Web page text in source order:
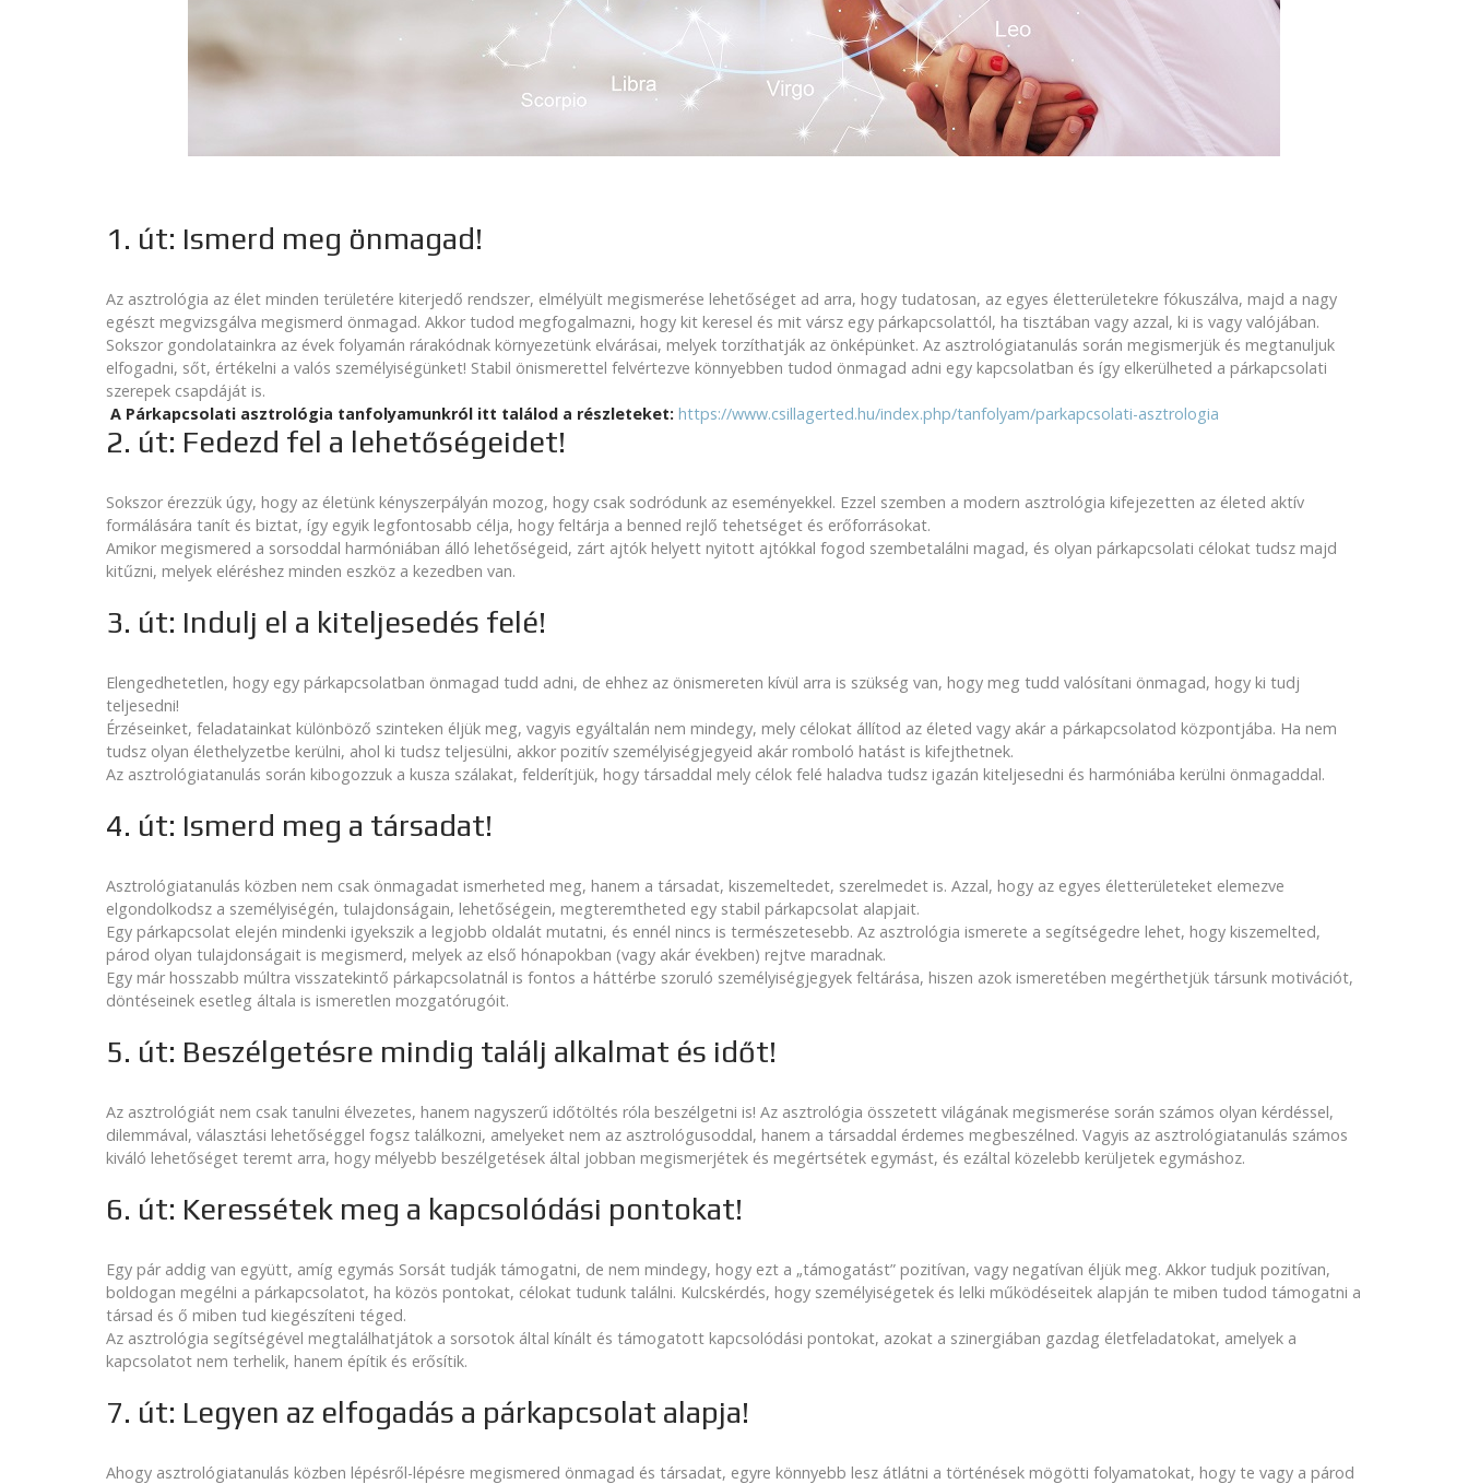
1. út: Ismerd meg önmagad!
Az asztrológia az élet minden területére kiterjedő rendszer, elmélyült megismerése lehetőséget ad arra, hogy tudatosan, az egyes életterületekre fókuszálva, majd a nagy
egészt megvizsgálva megismerd önmagad. Akkor tudod megfogalmazni, hogy kit keresel és mit vársz egy párkapcsolattól, ha tisztában vagy azzal, ki is vagy valójában.
Sokszor gondolatainkra az évek folyamán rárakódnak környezetünk elvárásai, melyek torzíthatják az önképünket. Az asztrológiatanulás során megismerjük és megtanuljuk
elfogadni, sőt, értékelni a valós személyiségünket! Stabil önismerettel felvértezve könnyebben tudod önmagad adni egy kapcsolatban és így elkerülheted a párkapcsolati
szerepek csapdáját is.
A Párkapcsolati asztrológia tanfolyamunkról itt találod a részleteket: https://www.csillagerted.hu/index.php/tanfolyam/parkapcsolati-asztrologia
2. út: Fedezd fel a lehetőségeidet!
Sokszor érezzük úgy, hogy az életünk kényszerpályán mozog, hogy csak sodródunk az eseményekkel. Ezzel szemben a modern asztrológia kifejezetten az életed aktív
formálására tanít és biztat, így egyik legfontosabb célja, hogy feltárja a benned rejlő tehetséget és erőforrásokat.
Amikor megismered a sorsoddal harmóniában álló lehetőségeid, zárt ajtók helyett nyitott ajtókkal fogod szembetalálni magad, és olyan párkapcsolati célokat tudsz majd
kitűzni, melyek eléréshez minden eszköz a kezedben van.
3. út: Indulj el a kiteljesedés felé!
Elengedhetetlen, hogy egy párkapcsolatban önmagad tudd adni, de ehhez az önismereten kívül arra is szükség van, hogy meg tudd valósítani önmagad, hogy ki tudj
teljesedni!
Érzéseinket, feladatainkat különböző szinteken éljük meg, vagyis egyáltalán nem mindegy, mely célokat állítod az életed vagy akár a párkapcsolatod központjába. Ha nem
tudsz olyan élethelyzetbe kerülni, ahol ki tudsz teljesülni, akkor pozitív személyiségjegyeid akár romboló hatást is kifejthetnek.
Az asztrológiatanulás során kibogozzuk a kusza szálakat, felderítjük, hogy társaddal mely célok felé haladva tudsz igazán kiteljesedni és harmóniába kerülni önmagaddal.
4. út: Ismerd meg a társadat!
Asztrológiatanulás közben nem csak önmagadat ismerheted meg, hanem a társadat, kiszemeltedet, szerelmedet is. Azzal, hogy az egyes életterületeket elemezve
elgondolkodsz a személyiségén, tulajdonságain, lehetőségein, megteremtheted egy stabil párkapcsolat alapjait.
Egy párkapcsolat elején mindenki igyekszik a legjobb oldalát mutatni, és ennél nincs is természetesebb. Az asztrológia ismerete a segítségedre lehet, hogy kiszemelted,
párod olyan tulajdonságait is megismerd, melyek az első hónapokban (vagy akár években) rejtve maradnak.
Egy már hosszabb múltra visszatekintő párkapcsolatnál is fontos a háttérbe szoruló személyiségjegyek feltárása, hiszen azok ismeretében megérthetjük társunk motivációt,
döntéseinek esetleg általa is ismeretlen mozgatórugóit.
5. út: Beszélgetésre mindig találj alkalmat és időt!
Az asztrológiát nem csak tanulni élvezetes, hanem nagyszerű időtöltés róla beszélgetni is! Az asztrológia összetett világának megismerése során számos olyan kérdéssel,
dilemmával, választási lehetőséggel fogsz találkozni, amelyeket nem az asztrológusoddal, hanem a társaddal érdemes megbeszélned. Vagyis az asztrológiatanulás számos
kiváló lehetőséget teremt arra, hogy mélyebb beszélgetések által jobban megismerjétek és megértsétek egymást, és ezáltal közelebb kerüljetek egymáshoz.
6. út: Keressétek meg a kapcsolódási pontokat!
Egy pár addig van együtt, amíg egymás Sorsát tudják támogatni, de nem mindegy, hogy ezt a „támogatást” pozitívan, vagy negatívan éljük meg. Akkor tudjuk pozitívan,
boldogan megélni a párkapcsolatot, ha közös pontokat, célokat tudunk találni. Kulcskérdés, hogy személyiségetek és lelki működéseitek alapján te miben tudod támogatni a
társad és ő miben tud kiegészíteni téged.
Az asztrológia segítségével megtalálhatjátok a sorsotok által kínált és támogatott kapcsolódási pontokat, azokat a szinergiában gazdag életfeladatokat, amelyek a
kapcsolatot nem terhelik, hanem építik és erősítik.
7. út: Legyen az elfogadás a párkapcsolat alapja!
Ahogy asztrológiatanulás közben lépésről-lépésre megismered önmagad és társadat, egyre könnyebb lesz átlátni a történések mögötti folyamatokat, hogy te vagy a párod